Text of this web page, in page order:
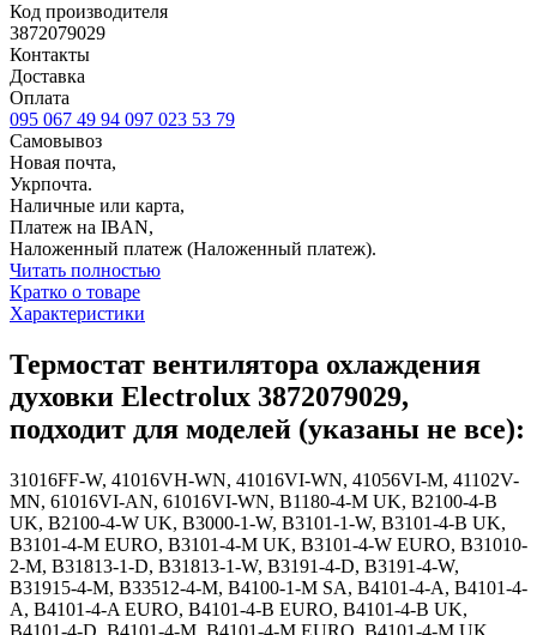
Код производителя
3872079029
Контакты
Доставка
Оплата
095 067 49 94 097 023 53 79
Самовывоз
Новая почта,
Укрпочта.
Наличные или карта,
Платеж на IBAN,
Наложенный платеж (Наложенный платеж).
Читать полностью
Кратко о товаре
Характеристики
Термостат вентилятора охлаждения
духовки Electrolux 3872079029,
подходит для моделей (указаны не все):
31016FF-W, 41016VH-WN, 41016VI-WN, 41056VI-M, 41102V-
MN, 61016VI-AN, 61016VI-WN, B1180-4-M UK, B2100-4-B
UK, B2100-4-W UK, B3000-1-W, B3101-1-W, B3101-4-B UK,
B3101-4-M EURO, B3101-4-M UK, B3101-4-W EURO, B31010-
2-M, B31813-1-D, B31813-1-W, B3191-4-D, B3191-4-W,
B31915-4-M, B33512-4-M, B4100-1-M SA, B4101-4-A, B4101-4-
A, B4101-4-A EURO, B4101-4-B EURO, B4101-4-B UK,
B4101-4-D, B4101-4-M, B4101-4-M EURO, B4101-4-M UK,